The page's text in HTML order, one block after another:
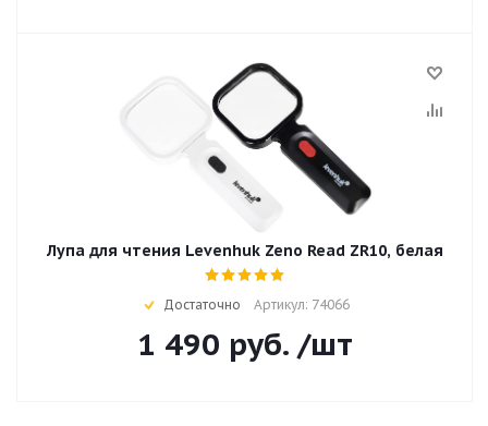
Лупа для чтения Levenhuk Zeno Read ZR10, белая
Достаточно Артикул: 74066
1 490 руб. /шт